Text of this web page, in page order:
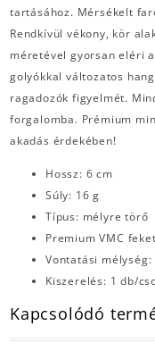
tartásához. Mérsékelt
Rendkívül vékony, kör
méretével gyorsan eléri
golyókkal változatos
ragadozók figyelmét.
forgalomba. Prémium
akadás érdekében!
Hossz: 6 cm
Súly: 16 g
Típus: mélyre törő
Premium VMC
Vontatási
Kiszerelés: 1 db/
Kapcsolódó